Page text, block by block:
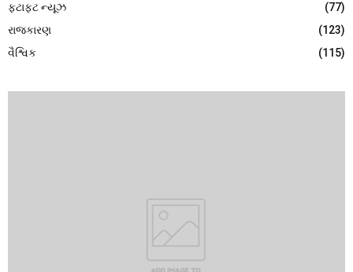
ફટાફટ ન્યૂઝ
(77)
રાજકારણ
(123)
વૈશ્વિક
(115)